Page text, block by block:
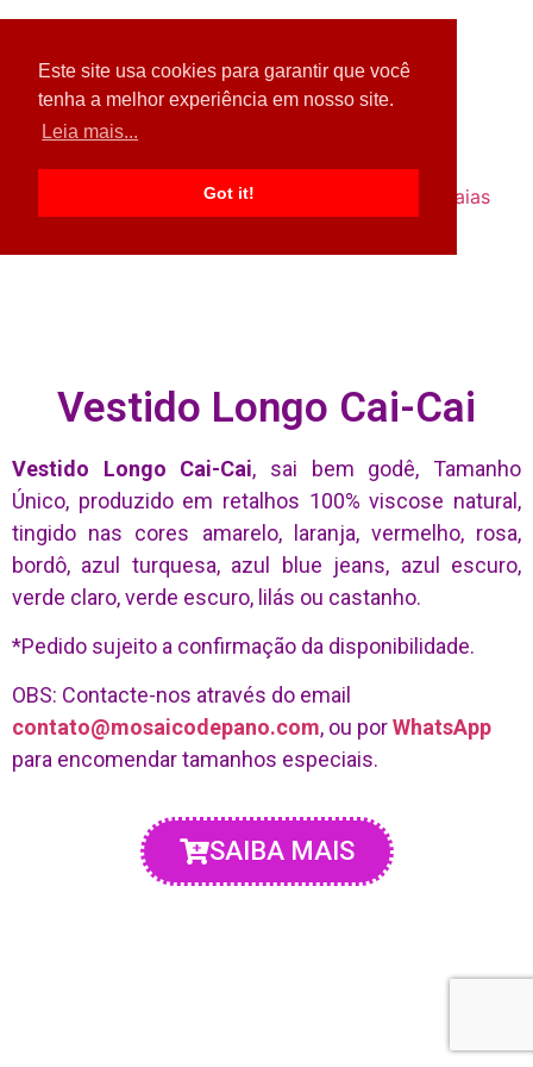
Este site usa cookies para garantir que você
tenha a melhor experiência em nosso site.
Leia mais...
Got it!
Acessórios
Saias
Vestido Longo Cai-Cai
Vestido Longo Cai-Cai, sai bem godê, Tamanho
Único, produzido em retalhos 100% viscose natural,
tingido nas cores amarelo, laranja, vermelho, rosa,
bordô, azul turquesa, azul blue jeans, azul escuro,
verde claro, verde escuro, lilás ou castanho.
*Pedido sujeito a confirmação da disponibilidade.
OBS: Contacte-nos através do email
contato@mosaicodepano.com, ou porWhatsApp
para encomendar tamanhos especiais.
SAIBA MAIS